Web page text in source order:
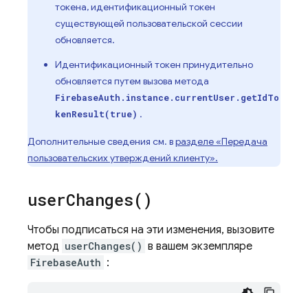
токена, идентификационный токен
существующей пользовательской сессии
обновляется.
Идентификационный токен принудительно
обновляется путем вызова метода
FirebaseAuth.instance.currentUser.getIdTo
kenResult(true) .
Дополнительные сведения см. вразделе «Передача
пользовательских утверждений клиенту».
userChanges()
Чтобы подписаться на эти изменения, вызовите
метод userChanges() в вашем экземпляре
FirebaseAuth :